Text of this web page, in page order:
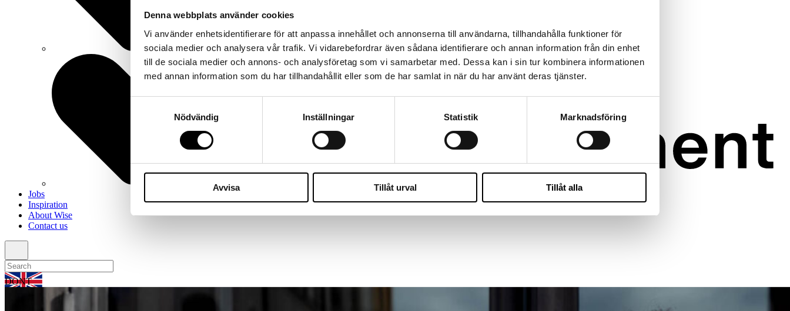
Denna webbplats använder cookies
Vi använder enhetsidentifierare för att anpassa innehållet och annonserna till användarna, tillhandahålla funktioner för
sociala medier och analysera vår trafik. Vi vidarebefordrar även sådana identifierare och annan information från din enhet
till de sociala medier och annons- och analysföretag som vi samarbetar med. Dessa kan i sin tur kombinera informationen
med annan information som du har tillhandahållit eller som de har samlat in när du har använt deras tjänster.
Nödvändig
Inställningar Statistik Marknadsföring
Avvisa Tillåt urval Tillåt alla
Jobs
Inspiration
About Wise
Contact us
DONT